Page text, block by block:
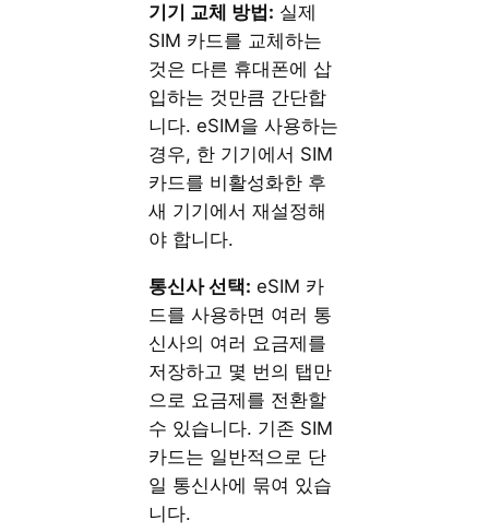
기기 교체 방법: 실제
SIM 카드를 교체하는
것은 다른 휴대폰에 삽
입하는 것만큼 간단합
니다. eSIM을 사용하는
경우, 한 기기에서 SIM
카드를 비활성화한 후
새 기기에서 재설정해
야 합니다.
통신사 선택: eSIM 카
드를 사용하면 여러 통
신사의 여러 요금제를
저장하고 몇 번의 탭만
으로 요금제를 전환할
수 있습니다. 기존 SIM
카드는 일반적으로 단
일 통신사에 묶여 있습
니다.